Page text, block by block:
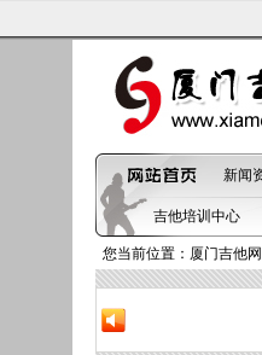
新闻
吉他培训中心
您当前位置： 厦门吉他